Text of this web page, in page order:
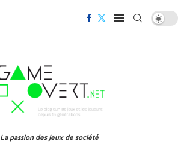
La passion des jeux de société